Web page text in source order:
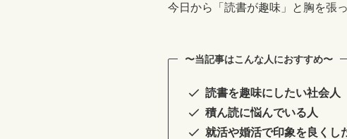
今日から「読書が趣味」と胸を張
〜当記事はこんな人におすすめ〜
読書を趣味にしたい社会人
積ん読に悩んでいる人
就活や婚活で印象を良くし